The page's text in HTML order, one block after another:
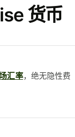
货币
汇率，绝无隐性费